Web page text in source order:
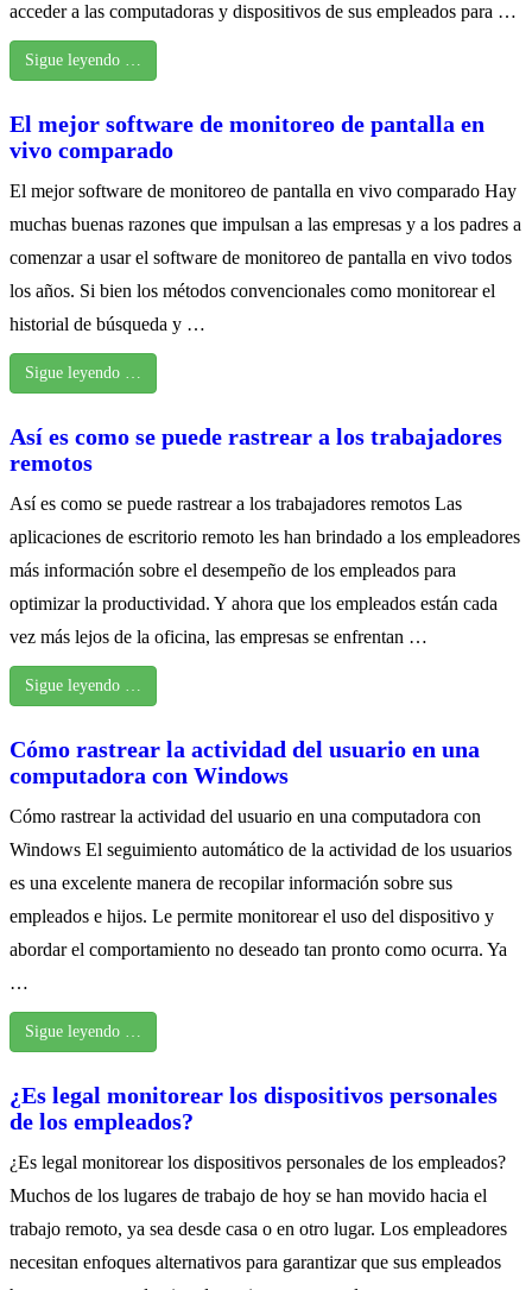
acceder a las computadoras y dispositivos de sus empleados para …
Sigue leyendo …
El mejor software de monitoreo de pantalla en
vivo comparado
El mejor software de monitoreo de pantalla en vivo comparado Hay
muchas buenas razones que impulsan a las empresas y a los padres a
comenzar a usar el software de monitoreo de pantalla en vivo todos
los años. Si bien los métodos convencionales como monitorear el
historial de búsqueda y …
Sigue leyendo …
Así es como se puede rastrear a los trabajadores
remotos
Así es como se puede rastrear a los trabajadores remotos Las
aplicaciones de escritorio remoto les han brindado a los empleadores
más información sobre el desempeño de los empleados para
optimizar la productividad. Y ahora que los empleados están cada
vez más lejos de la oficina, las empresas se enfrentan …
Sigue leyendo …
Cómo rastrear la actividad del usuario en una
computadora con Windows
Cómo rastrear la actividad del usuario en una computadora con
Windows El seguimiento automático de la actividad de los usuarios
es una excelente manera de recopilar información sobre sus
empleados e hijos. Le permite monitorear el uso del dispositivo y
abordar el comportamiento no deseado tan pronto como ocurra. Ya
…
Sigue leyendo …
¿Es legal monitorear los dispositivos personales
de los empleados?
¿Es legal monitorear los dispositivos personales de los empleados?
Muchos de los lugares de trabajo de hoy se han movido hacia el
trabajo remoto, ya sea desde casa o en otro lugar. Los empleadores
necesitan enfoques alternativos para garantizar que sus empleados